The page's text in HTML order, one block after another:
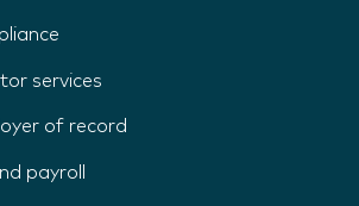
services
of record
payroll